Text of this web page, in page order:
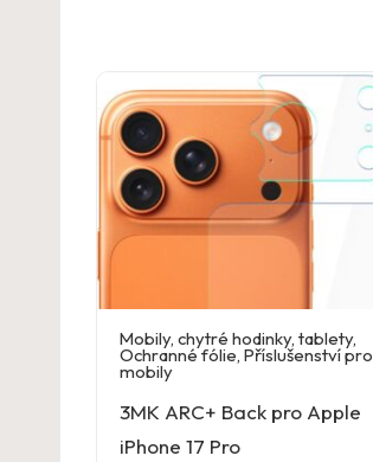
Mobily, chytré hodinky, tablety,
Ochranné fólie, Příslušenství pro
mobily
3MK ARC+ Back pro Apple
iPhone 17 Pro